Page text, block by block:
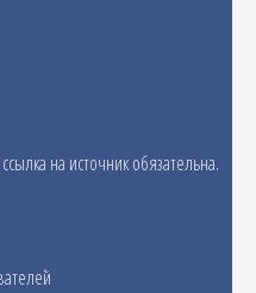
на источник обязательна.